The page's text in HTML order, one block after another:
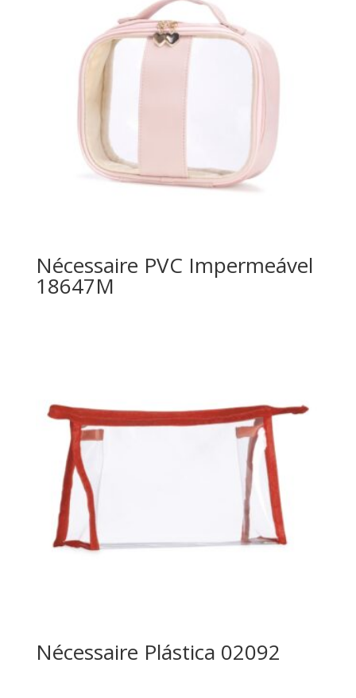
Nécessaire PVC Impermeável
18647M
Nécessaire Plástica 02092